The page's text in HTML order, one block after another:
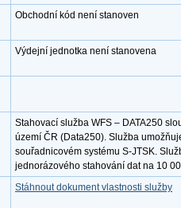
Obchodní kód není stanoven
Výdejní jednotka není stanovena
Stahovací služba WFS – DATA250
území ČR (Data250). Služba
souřadnicovém systému S-JTSK.
jednorázového stahování dat na 10
Stáhnout dokument vlastnosti služby